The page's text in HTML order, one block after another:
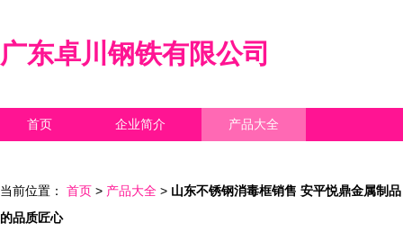
广东卓川钢铁有限公司
首页 企业简介 产品大全
当前位置： 首页 > 产品大全 > 山东不锈钢消毒框销售 安平悦鼎金属制品
的品质匠心